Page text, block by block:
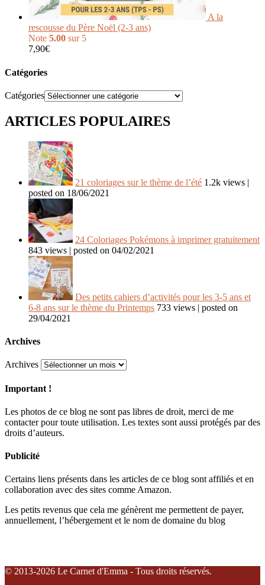
A la
rescousse du Père Noël (2-3 ans)
Note 5.00 sur 5
7,90€
Catégories
Catégories
ARTICLES POPULAIRES
21 coloriages sur le thème de l’été 1.2k views |
posted on 18/06/2021
24 Coloriages Pokémons à imprimer gratuitement
843 views | posted on 04/02/2021
Des petits cahiers d’activités pour les 3-5 ans et
6-8 ans sur le thème du Printemps 733 views | posted on
29/04/2021
Archives
Archives
Important !
Les photos de ce blog ne sont pas libres de droit, merci de me
contacter pour toute utilisation. Les textes sont aussi protégés par des
droits d’auteurs.
Publicité
Certains liens présents dans les articles de ce blog sont affiliés et en
collaboration avec des sites comme Amazon.
Les petits revenus que cela me génèrent me permettent de payer,
annuellement, l’hébergement et le nom de domaine du blog
© 2013-2026 Le Carnet d'Emma - Tous droits réservés.